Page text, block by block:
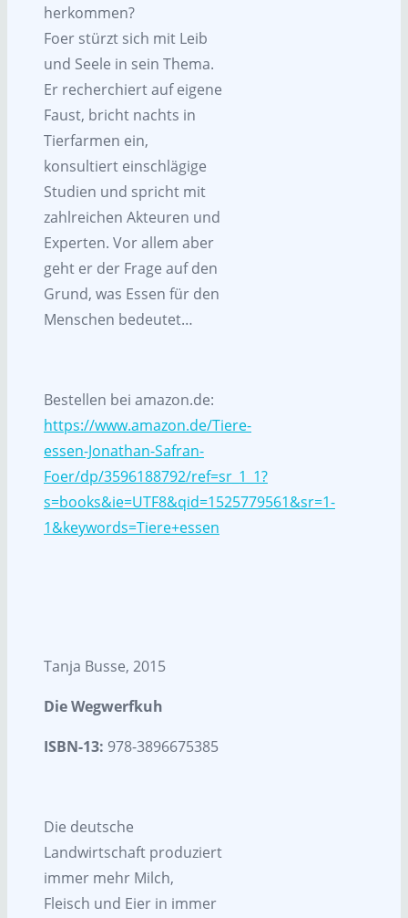
herkommen?
Foer stürzt sich mit Leib
und Seele in sein Thema.
Er recherchiert auf eigene
Faust, bricht nachts in
Tierfarmen ein,
konsultiert einschlägige
Studien und spricht mit
zahlreichen Akteuren und
Experten. Vor allem aber
geht er der Frage auf den
Grund, was Essen für den
Menschen bedeutet…
Bestellen bei amazon.de:
https://www.amazon.de/Tiere-
essen-Jonathan-Safran-
Foer/dp/3596188792/ref=sr_1_1?
s=books&ie=UTF8&qid=1525779561&sr=1-
1&keywords=Tiere+essen
Tanja Busse, 2015
Die Wegwerfkuh
ISBN-13: 978-3896675385
Die deutsche
Landwirtschaft produziert
immer mehr Milch,
Fleisch und Eier in immer